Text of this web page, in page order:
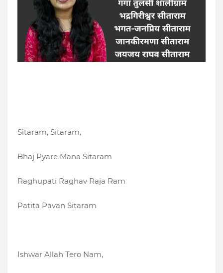
Sitaram, Sitaram,
Bhaj Pyare Mana Sitaram
Raghupati Raghav Raja Ram
Patita Pavan Sitaram
Ishwar Allah Tero Nam,